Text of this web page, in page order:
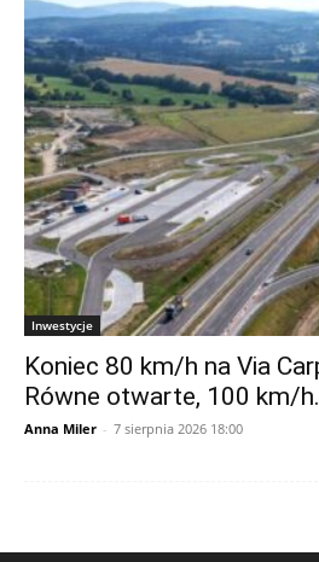
Inwestycje
Koniec 80 km/h na Via
Równe otwarte, 100 km/
Anna Miler - 7 sierpnia 2026 18:00